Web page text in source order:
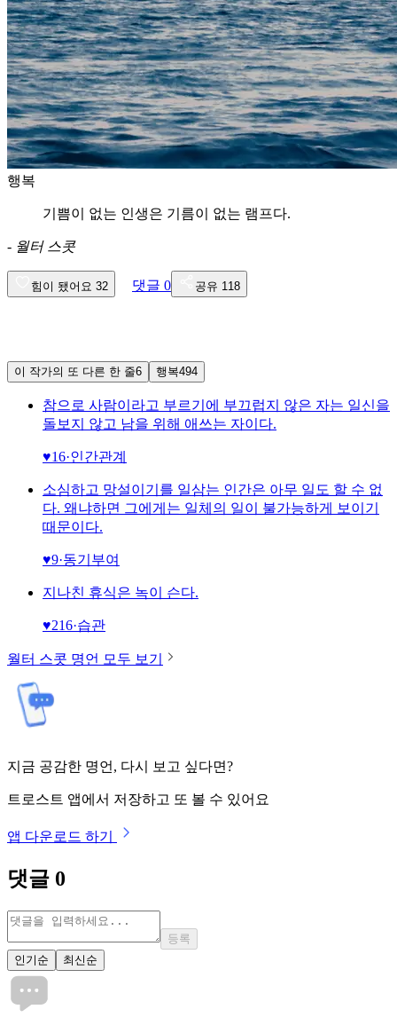
행복
기쁨이 없는 인생은 기름이 없는 램프다.
- 월터 스콧
힘이 됐어요 32 댓글 0 공유 118
이 작가의 또 다른 한 줄6 행복494
참으로 사람이라고 부르기에 부끄럽지 않은 자는 일신을
돌보지 않고 남을 위해 애쓰는 자이다.
♥16·인간관계
소심하고 망설이기를 일삼는 인간은 아무 일도 할 수 없
다. 왜냐하면 그에게는 일체의 일이 불가능하게 보이기
때문이다.
♥9·동기부여
지나친 휴식은 녹이 슨다.
♥216·습관
월터 스콧 명언 모두 보기
지금 공감한 명언, 다시 보고 싶다면?
트로스트 앱에서 저장하고 또 볼 수 있어요
앱 다운로드 하기
댓글 0
등록
인기순
최신순